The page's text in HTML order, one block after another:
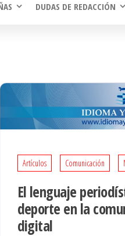
DUDAS DE REDACCIÓN
Artículos Comunicación
El lenguaje
deporte en la
digital